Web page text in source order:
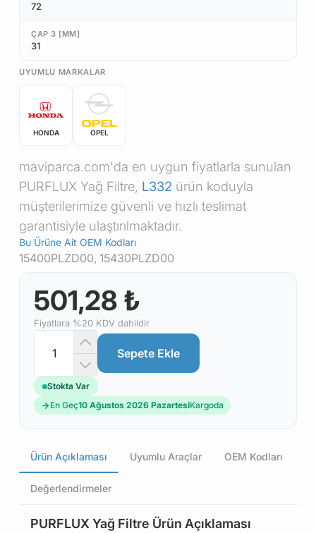
72
ÇAP 3 [MM]
31
UYUMLU MARKALAR
HONDA OPEL
maviparca.com'da en uygun fiyatlarla sunulan
PURFLUX Yağ Filtre, L332 ürün koduyla
müşterilerimize güvenli ve hızlı teslimat
garantisiyle ulaştırılmaktadır.
Bu Ürüne Ait OEM Kodları
15400PLZD00, 15430PLZD00
501,28 ₺
Fiyatlara %20 KDV dahildir
Sepete Ekle
Stokta Var
En Geç10 Ağustos 2026 PazartesiKargoda
Ürün Açıklaması Uyumlu Araçlar OEM Kodları
Değerlendirmeler
PURFLUX Yağ Filtre Ürün Açıklaması